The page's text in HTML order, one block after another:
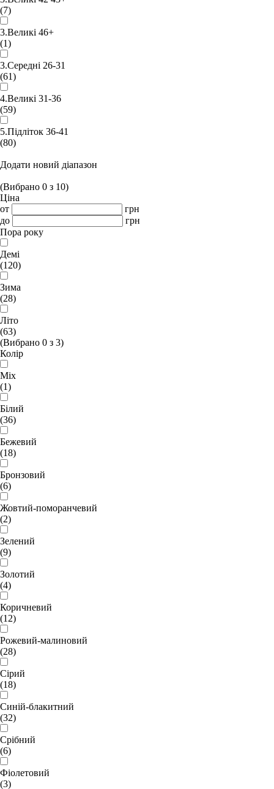
(7)
3.Великі 46+
(1)
3.Середні 26-31
(61)
4.Великі 31-36
(59)
5.Підліток 36-41
(80)
Додати новий діапазон
(Вибрано 0 з 10)
Ціна
от
грн
до
грн
Пора року
Демі
(120)
Зима
(28)
Літо
(63)
(Вибрано 0 з 3)
Колір
Mix
(1)
Білий
(36)
Бежевий
(18)
Бронзовий
(6)
Жовтий-поморанчевий
(2)
Зелений
(9)
Золотий
(4)
Коричневий
(12)
Рожевий-малиновий
(28)
Сірий
(18)
Синій-блакитний
(32)
Срібний
(6)
Фіолетовий
(3)